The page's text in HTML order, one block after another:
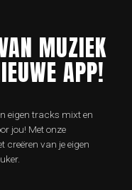
MUZIEK
APP!
eigen tracks mixt en
jou! Met onze
creëren van je eigen